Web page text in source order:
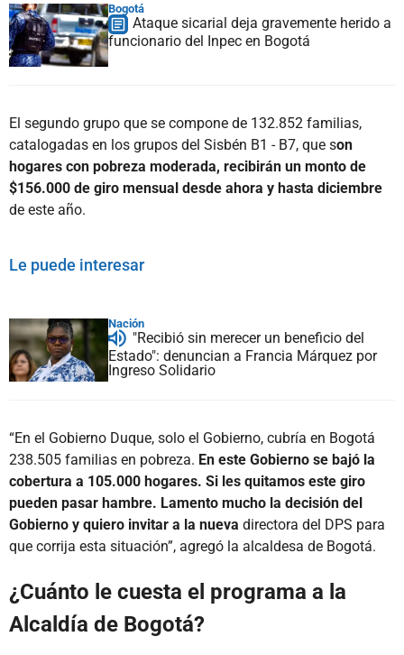
Bogotá
Ataque sicarial deja gravemente herido a
funcionario del Inpec en Bogotá
El segundo grupo que se compone de 132.852 familias,
catalogadas en los grupos del Sisbén B1 - B7, que son
hogares con pobreza moderada, recibirán un monto de
$156.000 de giro mensual desde ahora y hasta diciembre
de este año.
Le puede interesar
Nación
"Recibió sin merecer un beneficio del
Estado": denuncian a Francia Márquez por
Ingreso Solidario
“En el Gobierno Duque, solo el Gobierno, cubría en Bogotá
238.505 familias en pobreza. En este Gobierno se bajó la
cobertura a 105.000 hogares. Si les quitamos este giro
pueden pasar hambre. Lamento mucho la decisión del
Gobierno y quiero invitar a la nueva directora del DPS para
que corrija esta situación”, agregó la alcaldesa de Bogotá.
¿Cuánto le cuesta el programa a la
Alcaldía de Bogotá?